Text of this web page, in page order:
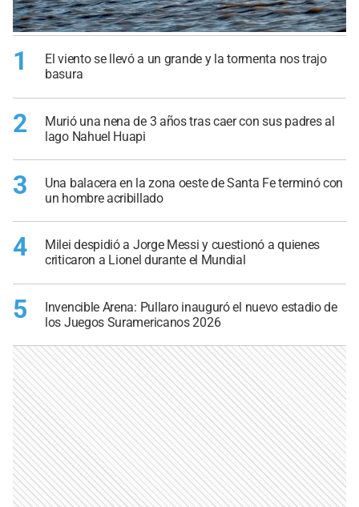
1
El viento se llevó a un grande y la tormenta nos trajo
basura
2
Murió una nena de 3 años tras caer con sus padres al
lago Nahuel Huapi
3
Una balacera en la zona oeste de Santa Fe terminó con
un hombre acribillado
4
Milei despidió a Jorge Messi y cuestionó a quienes
criticaron a Lionel durante el Mundial
5
Invencible Arena: Pullaro inauguró el nuevo estadio de
los Juegos Suramericanos 2026